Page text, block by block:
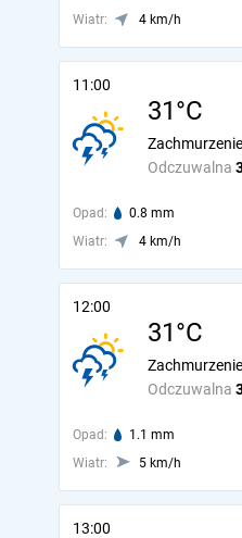
Wiatr:
4 km/h
11:00
31°C
Odczuwalna
Opad: 0.8 mm
Wiatr:
4 km/h
12:00
31°C
Odczuwalna
Opad: 1.1 mm
Wiatr:
5 km/h
13:00